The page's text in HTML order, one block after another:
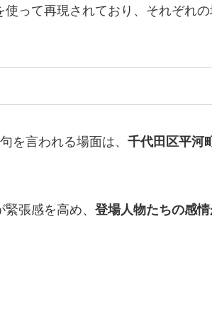
って再現されており、それぞれ
を言われる場面は、 千代田区平河
張感を高め、 登場人物たちの感